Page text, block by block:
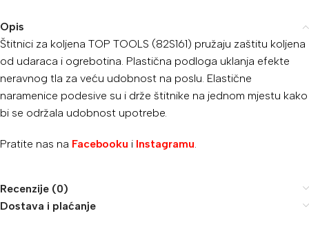
Opis
Štitnici za koljena TOP TOOLS (82S161) pružaju zaštitu koljena
od udaraca i ogrebotina. Plastična podloga uklanja efekte
neravnog tla za veću udobnost na poslu. Elastične
naramenice podesive su i drže štitnike na jednom mjestu kako
bi se održala udobnost upotrebe.
Pratite nas na Facebooku i Instagramu
Recenzije (0)
Dostava i plaćanje